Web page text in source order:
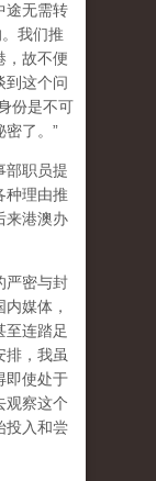
途无需转
我们推
，故不便
到这个问
份是不可
密了。”
部职员提
种理由推
来港澳办
严密与封
媒体，
至连踏足
排，我虽
即使处于
观察这个
投入和尝